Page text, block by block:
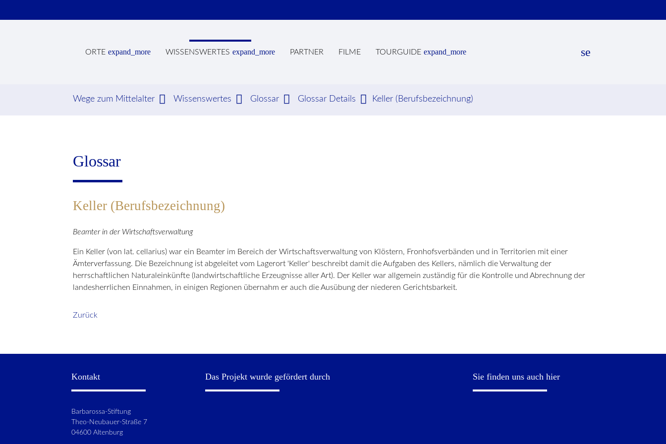
ORTE expand_more WISSENSWERTES expand_more PARTNER FILME TOURGUIDE expand_more search
Wege zum Mittelalter Wissenswertes Glossar Glossar Details Keller (Berufsbezeichnung)
Glossar
Keller (Berufsbezeichnung)
Beamter in der Wirtschaftsverwaltung
Ein Keller (von lat. cellarius) war ein Beamter im Bereich der Wirtschaftsverwaltung von Klöstern, Fronhofsverbänden und in Territorien mit einer
Ämterverfassung. Die Bezeichnung ist abgeleitet vom Lagerort 'Keller' beschreibt damit die Aufgaben des Kellers, nämlich die Verwaltung der
herrschaftlichen Naturaleinkünfte (landwirtschaftliche Erzeugnisse aller Art). Der Keller war allgemein zuständig für die Kontrolle und Abrechnung der
landesherrlichen Einnahmen, in einigen Regionen übernahm er auch die Ausübung der niederen Gerichtsbarkeit.
Zurück
Kontakt
Barbarossa-Stiftung
Theo-Neubauer-Straße 7
04600 Altenburg
Das Projekt wurde gefördert durch Sie finden uns auch hier